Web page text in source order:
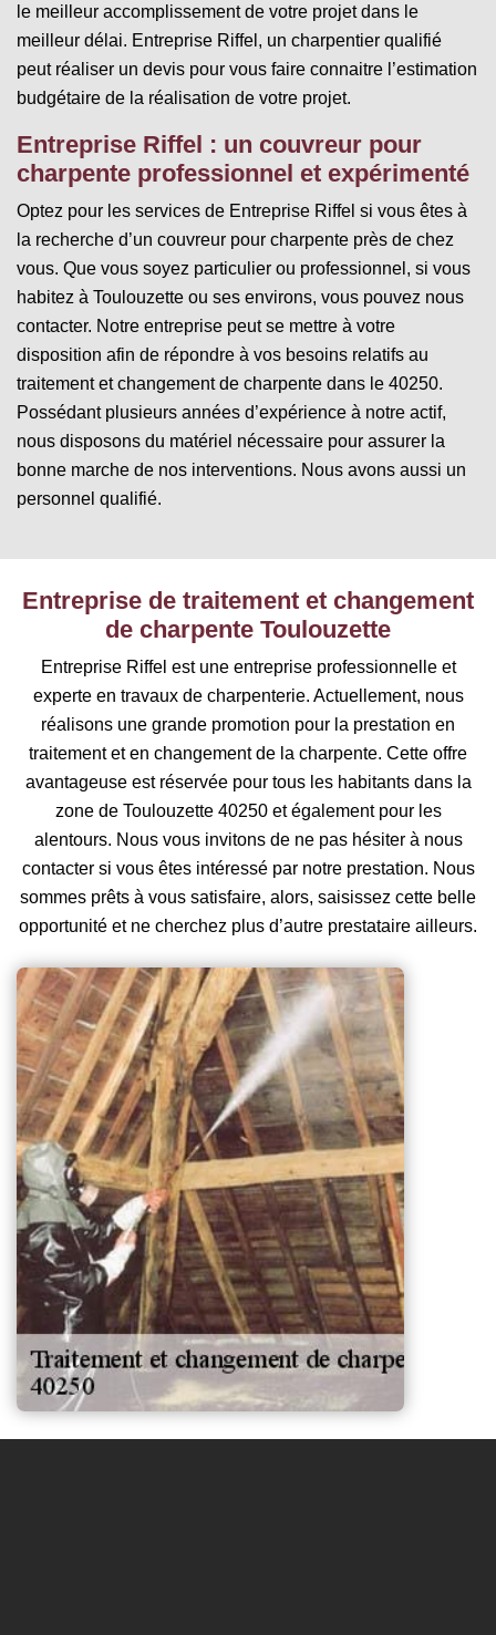
le meilleur accomplissement de votre projet dans le
meilleur délai. Entreprise Riffel, un charpentier qualifié
peut réaliser un devis pour vous faire connaitre l’estimation
budgétaire de la réalisation de votre projet.
Entreprise Riffel : un couvreur pour
charpente professionnel et expérimenté
Optez pour les services de Entreprise Riffel si vous êtes à
la recherche d’un couvreur pour charpente près de chez
vous. Que vous soyez particulier ou professionnel, si vous
habitez à Toulouzette ou ses environs, vous pouvez nous
contacter. Notre entreprise peut se mettre à votre
disposition afin de répondre à vos besoins relatifs au
traitement et changement de charpente dans le 40250.
Possédant plusieurs années d’expérience à notre actif,
nous disposons du matériel nécessaire pour assurer la
bonne marche de nos interventions. Nous avons aussi un
personnel qualifié.
Entreprise de traitement et changement
de charpente Toulouzette
Entreprise Riffel est une entreprise professionnelle et
experte en travaux de charpenterie. Actuellement, nous
réalisons une grande promotion pour la prestation en
traitement et en changement de la charpente. Cette offre
avantageuse est réservée pour tous les habitants dans la
zone de Toulouzette 40250 et également pour les
alentours. Nous vous invitons de ne pas hésiter à nous
contacter si vous êtes intéressé par notre prestation. Nous
sommes prêts à vous satisfaire, alors, saisissez cette belle
opportunité et ne cherchez plus d’autre prestataire ailleurs.